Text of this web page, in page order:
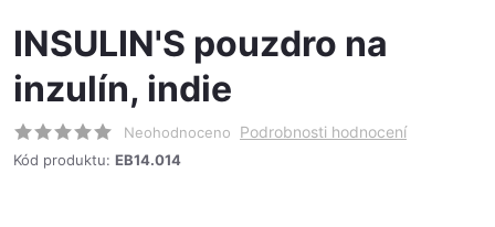
INSULIN'S pouzdro na
inzulín, indie
Neohodnoceno Podrobnosti hodnocení
Kód produktu: EB14.014